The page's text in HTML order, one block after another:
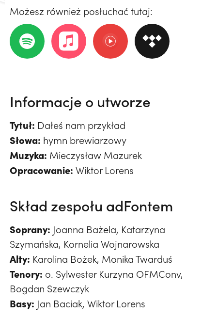
Możesz również posłuchać tutaj:
Informacje o utworze
Tytuł: Dałeś nam przykład
Słowa: hymn brewiarzowy
Muzyka: Mieczysław Mazurek
Opracowanie: Wiktor Lorens
Skład zespołu adFontem
Soprany: Joanna Bażela, Katarzyna
Szymańska, Kornelia Wojnarowska
Alty: Karolina Bożek, Monika Twarduś
Tenory: o. Sylwester Kurzyna OFMConv,
Bogdan Szewczyk
Basy: Jan Baciak, Wiktor Lorens